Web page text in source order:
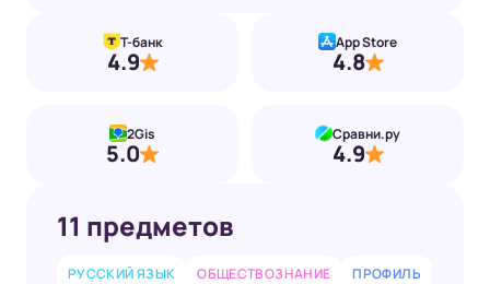
11 предметов
РУССКИЙ ЯЗЫК ОБЩЕСТВОЗНАНИЕ
ПРОФИЛЬ
Т-банк
4.9
App Store
4.8
2Gis
5.0
Сравни.ру
4.9